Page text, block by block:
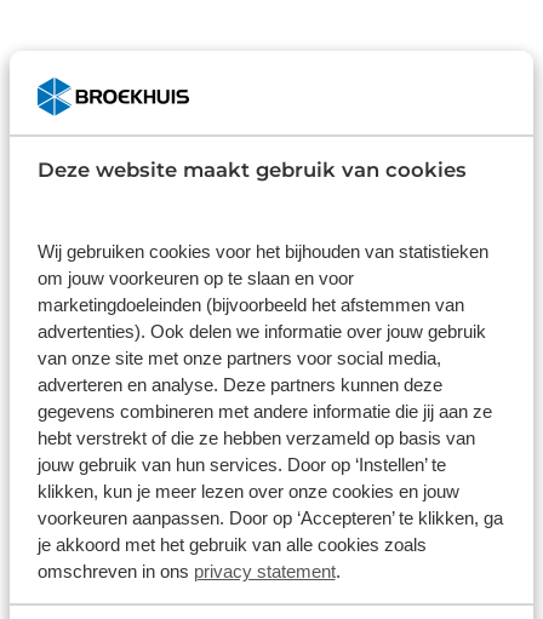
Deze website maakt gebruik van cookies
Wij gebruiken cookies voor het bijhouden van statistieken
om jouw voorkeuren op te slaan en voor
marketingdoeleinden (bijvoorbeeld het afstemmen van
advertenties). Ook delen we informatie over jouw gebruik
van onze site met onze partners voor social media,
adverteren en analyse. Deze partners kunnen deze
gegevens combineren met andere informatie die jij aan ze
hebt verstrekt of die ze hebben verzameld op basis van
jouw gebruik van hun services. Door op ‘Instellen’ te
klikken, kun je meer lezen over onze cookies en jouw
voorkeuren aanpassen. Door op ‘Accepteren’ te klikken, ga
je akkoord met het gebruik van alle cookies zoals
omschreven in ons privacy statement.
Ruim aanbod voor iedere reiziger
Bij Broekhuis Campers is een breed scala aan
campers te vinden: van praktische modellen voor
solo, met het gezin of met vrienden plaatsvindt, de
campers bieden comfort en ruimte voor iedereen.
Dankzij het gespecialiseerde team zijn er ook
campers beschikbaar die zijn aangepast aan
specifieke wensen, zoals extra laadruimte, meer
slaapplaatsen of extra luxe.
Alles voor een complete camperervaring
Naast de verkoop van campers biedt Broekhuis
Campers diverse diensten aan die de reiservaring